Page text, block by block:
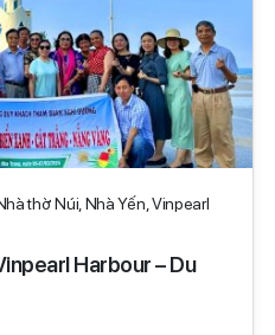
thờ Núi, Nhà Yến, Vinpearl
Harbour – Du